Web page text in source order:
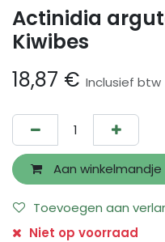
Actinidia
Kiwibes
18,87 € Inclusief btw
Aan
Toevoegen aan
Niet op voorraad